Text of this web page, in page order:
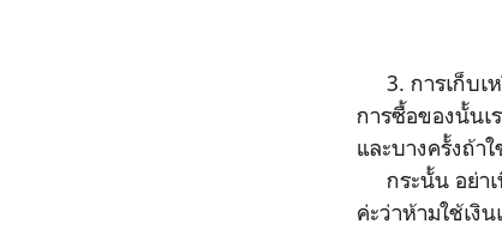
3. การเก็บเห
การซื้อของนั้นเ
และบางครั้งถ้า
กระนั้น อย่าเ
ค่ะว่าห้ามใช้เงิ